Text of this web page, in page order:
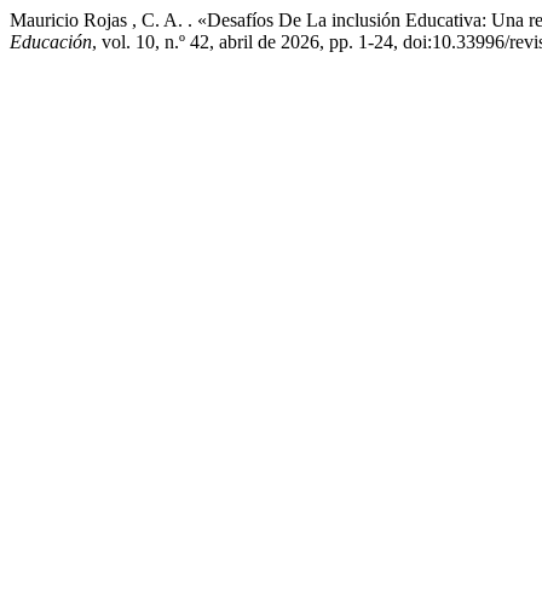
Mauricio Rojas , C. A. . «Desafíos De La inclusión Educativa: Una
Educación, vol. 10, n.º 42, abril de 2026, pp. 1-24, doi:10.33996/